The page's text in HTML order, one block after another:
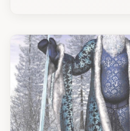
nhưng tập trung chủ
châu Âu.